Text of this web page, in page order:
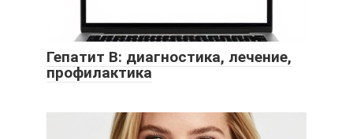
Гепатит B: диагностика, лечение,
профилактика